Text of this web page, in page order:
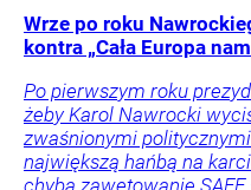
Wrze po roku
kontra „Cała Europa
Po pierwszym roku
żeby Karol Nawrocki
zwaśnionymi
największą hańbą na